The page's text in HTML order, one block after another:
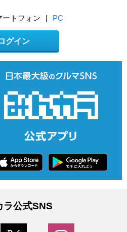
ートフォン PC
グイン
ラ公式SNS